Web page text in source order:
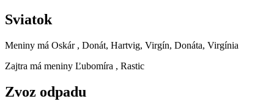
Sviatok
Meniny má Oskár , Donát, Hartvig, Virgín, Donáta, Virgínia
Zajtra má meniny Ľubomíra , Rastic
Zvoz odpadu